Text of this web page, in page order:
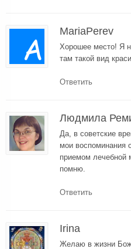
MariaPerev
Хорошее место! Я
там такой вид
Ответить
Людмила
Да, в советские
мои воспоминания
приемом лечебной
помню.
Ответить
Irina
Желаю в жизни